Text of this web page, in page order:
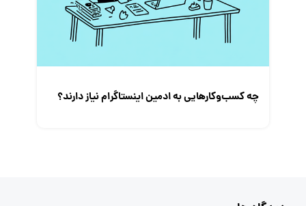
چه کسب‌و‌کارهایی به ادمین اینستاگرام نیاز دارند؟